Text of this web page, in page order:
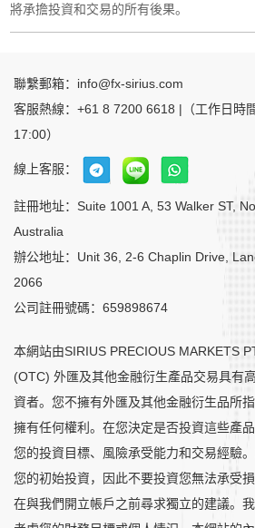
將承擔投資和交易的所有後果。
聯繫郵箱：info@fx-sirius.com
客服熱線：+61 8 7200 6618 |（工作日時
17:00）
線上客服：
註冊地址：Suite 1001 A, 53 Walker ST,
Australia
辦公地址：Unit 36, 2-6 Chaplin Drive,
2066
公司註冊號碼：659898674
本網站由SIRIUS PRECIOUS MARKETS
(OTC) 外匯及其他金融衍生產品交易具有
資者。您不擁有外匯及其他金融衍生品所
擁有任何權利。在您決定是否投資這些產
您的投資目標、風險承受能力和交易經驗
您的初始投資，因此不要投資您無法承受
在與我們開立帳戶之前尋求獨立的建議。